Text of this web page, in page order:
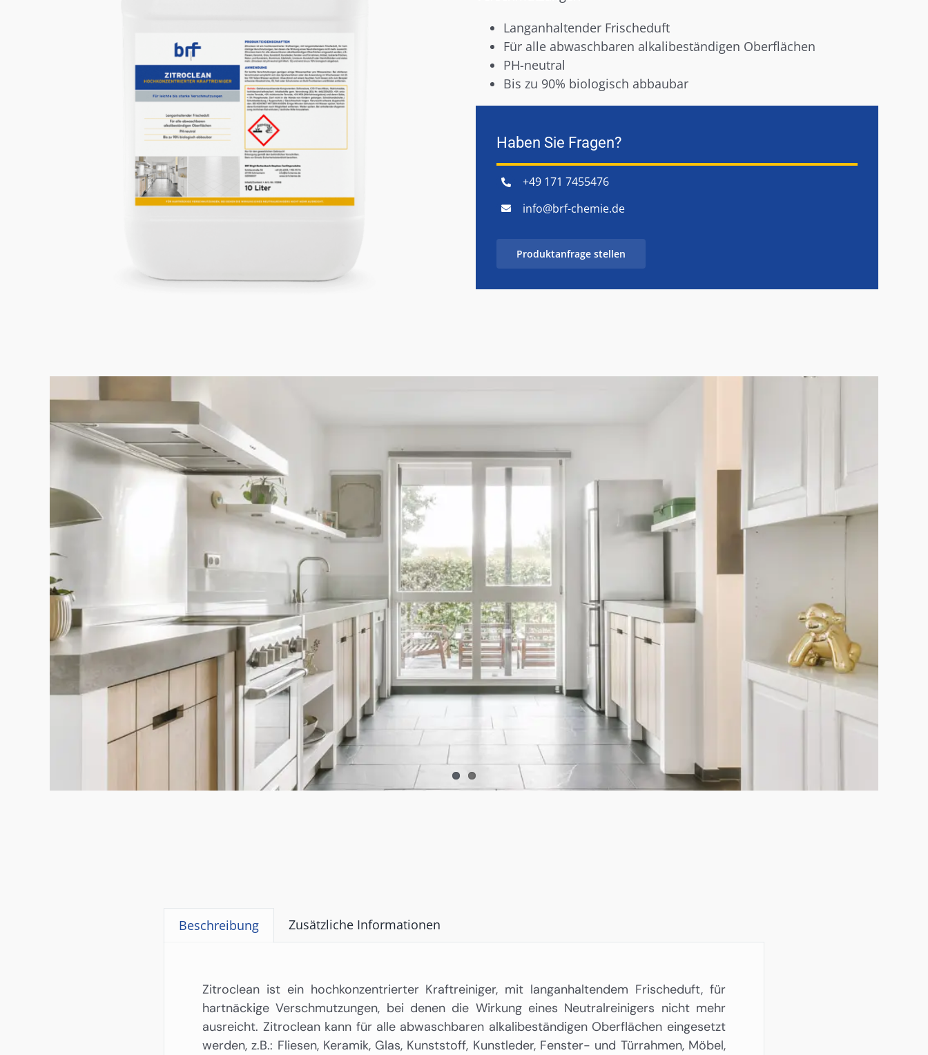
Langanhaltender Frischeduft
Für alle abwaschbaren alkalibeständigen Oberflächen
PH-neutral
Bis zu 90% biologisch abbaubar
Haben Sie Fragen?
+49 171 7455476
info@brf-chemie.de
Produktanfrage stellen
Beschreibung Zusätzliche Informationen
Zitroclean ist ein hochkonzentrierter Kraftreiniger, mit langanhaltendem Frischeduft, für
hartnäckige Verschmutzungen, bei denen die Wirkung eines Neutralreinigers nicht mehr
ausreicht. Zitroclean kann für alle abwaschbaren alkalibeständigen Oberflächen eingesetzt
werden, z.B.: Fliesen, Keramik, Glas, Kunststoff, Kunstleder, Fenster- und Türrahmen, Möbel,